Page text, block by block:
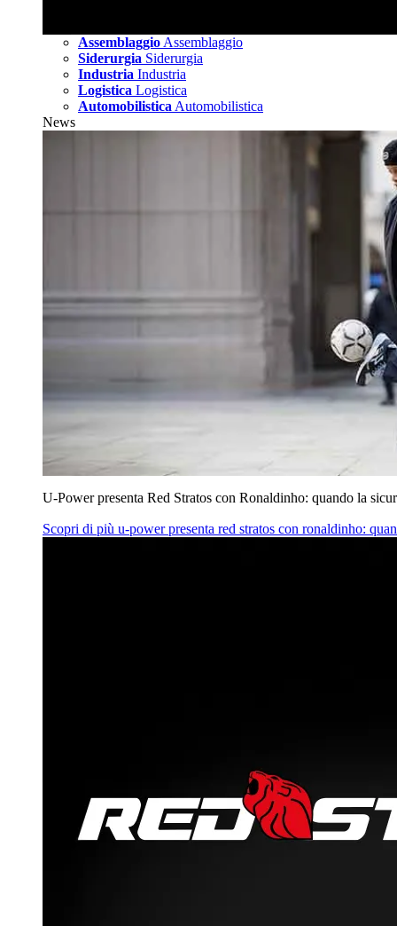
Assemblaggio Assemblaggio
Siderurgia Siderurgia
Industria Industria
Logistica Logistica
Automobilistica Automobilistica
News
U‑Power presenta Red Stratos con Ronaldinho: quando la
Scopri di più u‑power presenta red stratos con ronaldinho: